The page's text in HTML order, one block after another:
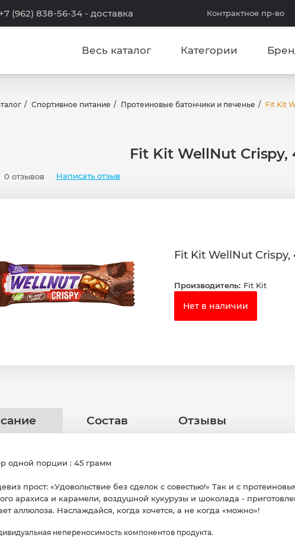
+7 (962) 838-56-34 - доставка Контрактное пр-во
Весь каталог Категории
Спортивное питание Протеиновые батончики и печенье Fit Kit
Fit Kit WellNut Crispy,
0 отзывов Написать отзыв
Fit Kit WellNut Crispy,
Производитель: Fit Kit
Нет в наличии
Состав Отзывы
одной порции : 45 грамм
прост: «Удовольствие без сделок с совестью!» Так и с
арахиса и карамели, воздушной кукурузы и шоколада -
аллюлоза. Наслаждайся, когда хочется, а не когда «можно»!
непереносимость компонентов продукта.